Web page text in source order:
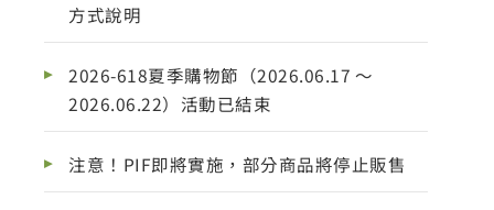
方式說明
2026-618夏季購物節（2026.06.17 ～
2026.06.22）活動已結束
注意！PIF即將實施，部分商品將停止販售